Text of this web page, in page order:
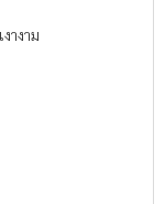
างาม